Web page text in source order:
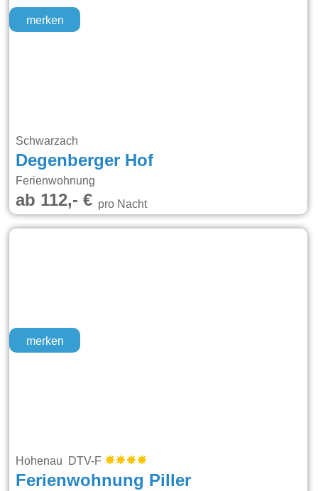
merken
Schwarzach
Degenberger Hof
Ferienwohnung
ab 112,- €pro Nacht
merken
Hohenau DTV-F
Ferienwohnung Piller